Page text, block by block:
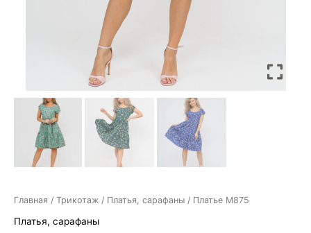
Главная / Трикотаж / Платья, сарафаны / Платье М875
Платья, сарафаны